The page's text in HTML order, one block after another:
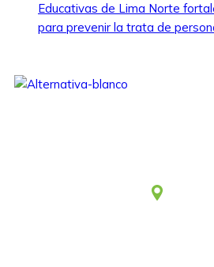
Educativas de Lima Norte
para prevenir la trata de